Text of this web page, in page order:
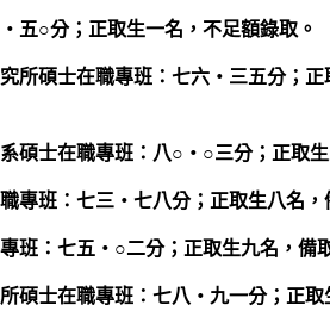
五○分；正取生一名，不足額錄取。
所碩士在職專班：七六‧三五分；正
碩士在職專班：八○‧○三分；正取
專班：七三‧七八分；正取生八名，
班：七五‧○二分；正取生九名，備
碩士在職專班：七八‧九一分；正取